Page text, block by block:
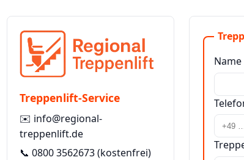
Treppenlift-Service
✉️ info@regional-
treppenlift.de
📞 0800 3562673(kostenfrei)
Name